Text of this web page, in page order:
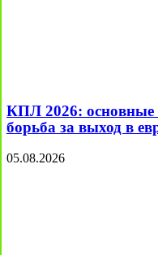
КПЛ 2026: основные
борьба за выход в
05.08.2026